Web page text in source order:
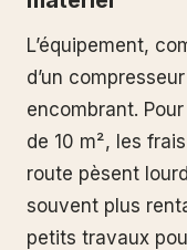
L’équipement,
d’un
encombrant.
de 10 m², les
route pèsent
souvent plus
petits travaux